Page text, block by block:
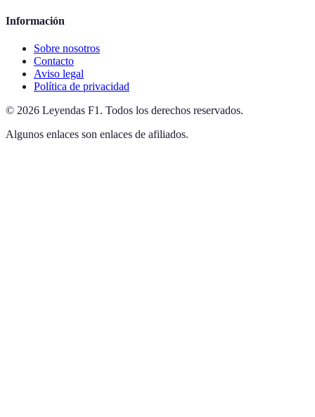
Información
Sobre nosotros
Contacto
Aviso legal
Política de privacidad
© 2026 Leyendas F1 . Todos los derechos reservados.
Algunos enlaces son enlaces de afiliados.